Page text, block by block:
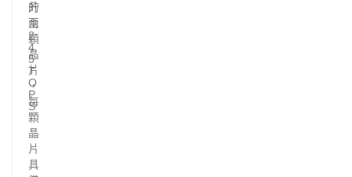
的
兩
顆
晶
片
，
每
顆
晶
片
具
升
至
2
4
5
T
O
P
S